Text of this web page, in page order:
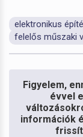
elektronikus
felelős műszaki
Figyelem,
évvel
információk